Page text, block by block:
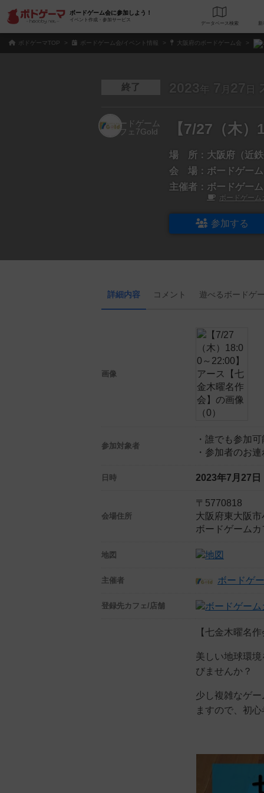
ボードゲーム会に参加しよう！
イベント作成・参加サービス
データベース 検
ボドゲーマTOP ボードゲーム会/イベント情報 大阪府のボードゲーム会
終了 2023 年 7 月 27 日
【7/27（木
場 所： 大阪府（近
会 場： ボードゲー
主催者： ボードゲー
ボードゲー
参加する
詳細内容 コメント 遊べるボードゲ
画像
参加対象者
・誰でも参加可
・参加者のお
日時 2023年7月27日
会場住所
〒5770818
大阪府東大阪
ボードゲーム
地図
主催者 ボードゲ
登録先カフェ/店舗
【七金木曜名
美しい地球環
びませんか？
少し複雑なゲ
ますので、初